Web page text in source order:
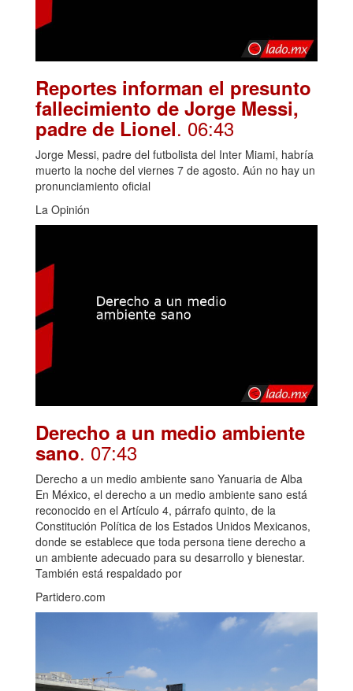
Reportes informan el presunto
fallecimiento de Jorge Messi,
padre de Lionel. 06:43
Jorge Messi, padre del futbolista del Inter Miami, habría
muerto la noche del viernes 7 de agosto. Aún no hay un
pronunciamiento oficial
La Opinión
Derecho a un medio ambiente
sano. 07:43
Derecho a un medio ambiente sano Yanuaria de Alba
En México, el derecho a un medio ambiente sano está
reconocido en el Artículo 4, párrafo quinto, de la
Constitución Política de los Estados Unidos Mexicanos,
donde se establece que toda persona tiene derecho a
un ambiente adecuado para su desarrollo y bienestar.
También está respaldado por
Partidero.com